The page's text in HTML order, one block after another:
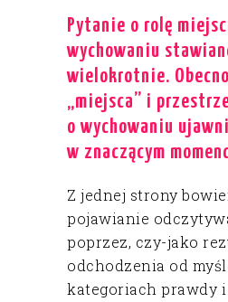
Pytanie o rolę
wychowaniu
wielokrotnie.
„miejsca” i
o wychowaniu
w znaczącym
Z jednej strony
pojawianie
poprzez, czy-jako
odchodzenia od
kategoriach prawdy